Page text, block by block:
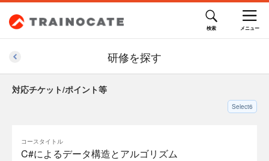
研修を探す
対応チケット/ポイント等
Select6
コースタイトル
C#によるデータ構造とアルゴリズム